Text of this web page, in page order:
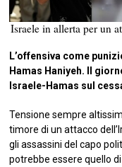
Israele in allerta per un
L’offensiva come
Hamas Haniyeh. Il
Israele-Hamas sul
Tensione sempre
timore di un attacco
gli assassini del capo
potrebbe essere quello